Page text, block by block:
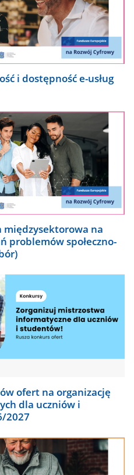
i dostępność e-usług
międzysektorowa na
problemów społeczno-
ofert na organizację
dla uczniów i
2027